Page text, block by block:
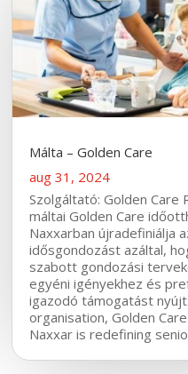
Málta – Golden Care
aug 31, 2024
Szolgáltató: Golden Care
máltai Golden Care
Naxxarban újradefiniálja
idősgondozást azáltal,
szabott gondozási
egyéni igényekhez és
igazodó támogatást
organisation, Golden
Naxxar is redefining